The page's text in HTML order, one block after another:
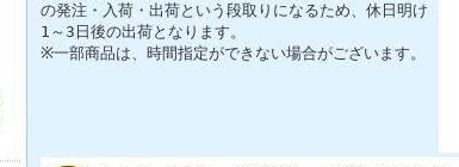
の発注・入荷・出荷という段取りになるため、休日明け
1～3日後の出荷となります。
※一部商品は、時間指定ができない場合がございます。